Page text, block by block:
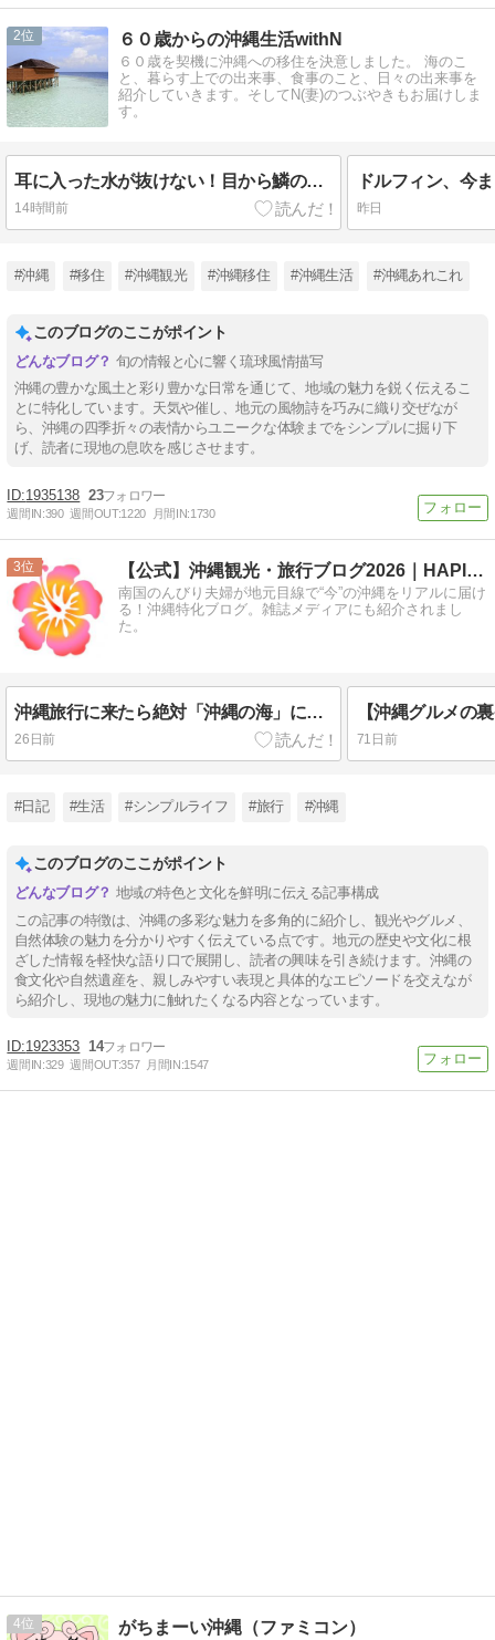
2 ６０歳からの沖縄生活withN
６０歳を契機に沖縄への移住を決意しました。 海のこ
と、暮らす上での出来事、食事のこと、日々の出来事を
紹介していきます。そしてN(妻)のつぶやきもお届けしま
す。
耳に入った水が抜けない！目から鱗の解決法
14時間前
ドルフィン、今
昨日
#沖縄 #移住 #沖縄観光 #沖縄移住 #沖縄生活 #沖縄あれこれ
このブログのここがポイント
旬の情報と心に響く琉球風情描写
沖縄の豊かな風土と彩り豊かな日常を通じて、地域の魅力を鋭く伝えるこ
とに特化しています。天気や催し、地元の風物詩を巧みに織り交ぜなが
ら、沖縄の四季折々の表情からユニークな体験までをシンプルに掘り下
げ、読者に現地の息吹を感じさせます。
1935138 23
週間IN:390 週間OUT:1220 月間IN:1730
3 【公式】沖縄観光・旅行ブログ2026｜HAPIOKI
南国のんびり夫婦が地元目線で“今”の沖縄をリアルに届け
る！沖縄特化ブログ。雑誌メディアにも紹介されまし
た。
沖縄旅行に来たら絶対「沖縄の海」に行くべき5つの理由
26日前 71日前
#日記 #生活 #シンプルライフ #旅行 #沖縄
このブログのここがポイント
地域の特色と文化を鮮明に伝える記事構成
この記事の特徴は、沖縄の多彩な魅力を多角的に紹介し、観光やグルメ、
自然体験の魅力を分かりやすく伝えている点です。地元の歴史や文化に根
ざした情報を軽快な語り口で展開し、読者の興味を引き続けます。沖縄の
食文化や自然遺産を、親しみやすい表現と具体的なエピソードを交えなが
ら紹介し、現地の魅力に触れたくなる内容となっています。
1923353 14
週間IN:329 週間OUT:357 月間IN:1547
4 がちまーい沖縄（ファミコン）